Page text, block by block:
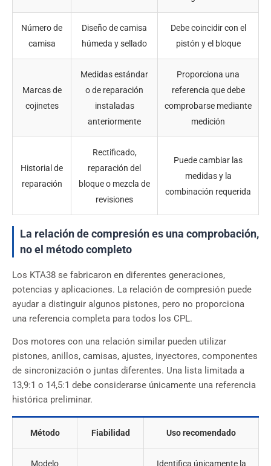
Número de
camisa
Diseño de camisa
húmeda y sellado
Debe coincidir con el
pistón y el bloque
Marcas de
cojinetes
Medidas estándar
o de reparación
instaladas
anteriormente
Proporciona una
referencia que debe
comprobarse mediante
medición
Historial de
reparación
Rectificado,
reparación del
bloque o mezcla de
revisiones
Puede cambiar las
medidas y la
combinación requerida
La relación de compresión es una comprobación,
no el método completo
Los KTA38 se fabricaron en diferentes generaciones,
potencias y aplicaciones. La relación de compresión puede
ayudar a distinguir algunos pistones, pero no proporciona
una referencia completa para todos los CPL.
Dos motores con una relación similar pueden utilizar
pistones, anillos, camisas, ajustes, inyectores, componentes
de sincronización o juntas diferentes. Una lista limitada a
13,9:1 o 14,5:1 debe considerarse únicamente una referencia
histórica preliminar.
Método Fiabilidad Uso recomendado
Modelo
Identifica únicamente la